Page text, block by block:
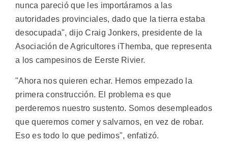
nunca pareció que les importáramos a las
autoridades provinciales, dado que la tierra estaba
desocupada", dijo Craig Jonkers, presidente de la
Asociación de Agricultores iThemba, que representa
a los campesinos de Eerste Rivier.
"Ahora nos quieren echar. Hemos empezado la
primera construcción. El problema es que
perderemos nuestro sustento. Somos desempleados
que queremos comer y salvarnos, en vez de robar.
Eso es todo lo que pedimos", enfatizó.